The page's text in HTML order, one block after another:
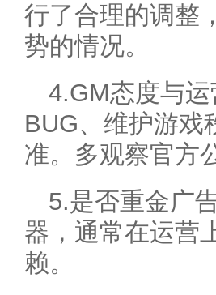
行了合理的调整
势的情况。
4.GM态度与
BUG、维护游戏
准。多观察官方
5.是否重金广
器，通常在运营
赖。